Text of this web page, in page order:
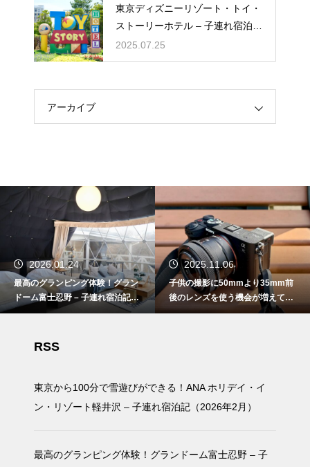
東京ディズニーリゾート・トイ・
ストーリーホテル – 子連れ宿泊記
（2025年6月）
2025.07.25
アーカイブ
2025.11.06
子供の撮影に50mmより35mm前
後のレンズを使う機会が増えてき
た
2025.09.13
コスパ抜群！シェラトン・プリン
セス・カイウラニ – 子連れ宿泊記
（2025年7月）
RSS
東京から100分で雪遊びができる！ANA ホリデイ・イ
ン・リゾート軽井沢 – 子連れ宿泊記（2026年2月）
最高のグランピング体験！グランドーム富士忍野 – 子